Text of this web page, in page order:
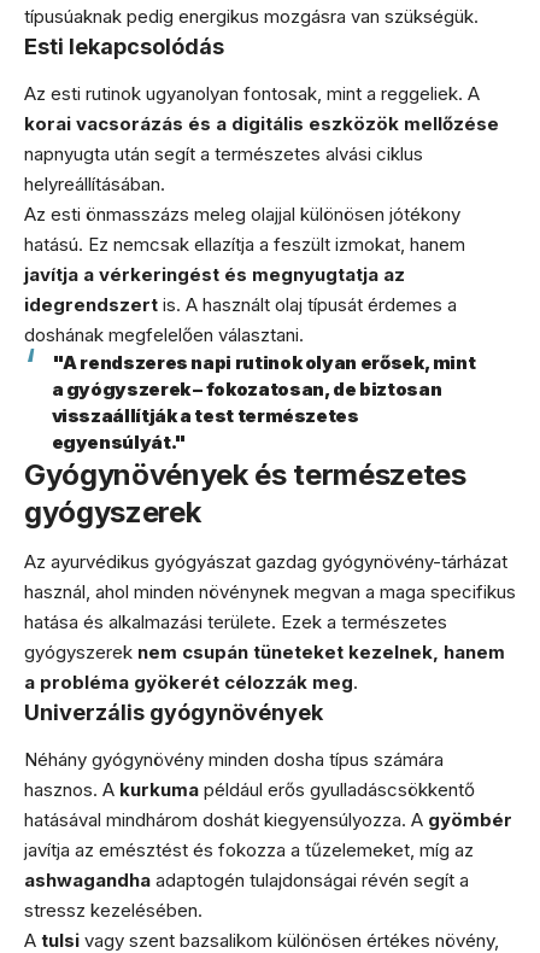
típusúaknak pedig energikus mozgásra van szükségük.
Esti lekapcsolódás
Az esti rutinok ugyanolyan fontosak, mint a reggeliek. A
korai vacsorázás és a digitális eszközök mellőzése
napnyugta után segít a természetes alvási ciklus
helyreállításában.
Az esti önmasszázs meleg olajjal különösen jótékony
hatású. Ez nemcsak ellazítja a feszült izmokat, hanem
javítja a vérkeringést és megnyugtatja az
idegrendszert is. A használt olaj típusát érdemes a
doshának megfelelően választani.
"A rendszeres napi rutinok olyan erősek, mint
a gyógyszerek – fokozatosan, de biztosan
visszaállítják a test természetes
egyensúlyát."
Gyógynövények és természetes
gyógyszerek
Az ayurvédikus gyógyászat gazdag gyógynövény-tárházat
használ, ahol minden növénynek megvan a maga specifikus
hatása és alkalmazási területe. Ezek a természetes
gyógyszerek nem csupán tüneteket kezelnek, hanem
a probléma gyökerét célozzák meg.
Univerzális gyógynövények
Néhány gyógynövény minden dosha típus számára
hasznos. A kurkuma például erős gyulladáscsökkentő
hatásával mindhárom doshát kiegyensúlyozza. A gyömbér
javítja az emésztést és fokozza a tűzelemeket, míg az
ashwagandha adaptogén tulajdonságai révén segít a
stressz kezelésében.
A tulsi vagy szent bazsalikom különösen értékes növény,